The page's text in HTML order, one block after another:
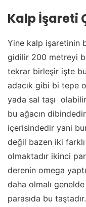
Kalp İşareti
Yine kalp işaretinin
gidilir 200 metreyi
tekrar birleşir işte
adacık gibi bi tepe
yada sal taşı
bu ağacın
içerisindedir yani
değil bazen iki farklı
olmaktadır ikinci
derenin omega
daha olmalı
parasıda bu